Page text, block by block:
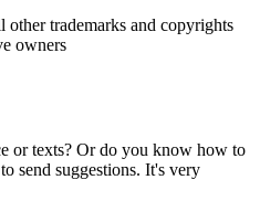
trademarks and copyrights
owners
or texts? Or do you know how to
send suggestions. It's very